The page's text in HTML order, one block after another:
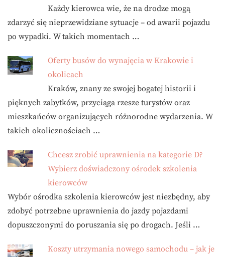
Każdy kierowca wie, że na drodze mogą
zdarzyć się nieprzewidziane sytuacje – od awarii pojazdu
po wypadki. W takich momentach …
Oferty busów do wynajęcia w Krakowie i
okolicach
Kraków, znany ze swojej bogatej historii i
pięknych zabytków, przyciąga rzesze turystów oraz
mieszkańców organizujących różnorodne wydarzenia. W
takich okolicznościach …
Chcesz zrobić uprawnienia na kategorie D?
Wybierz doświadczony ośrodek szkolenia
kierowców
Wybór ośrodka szkolenia kierowców jest niezbędny, aby
zdobyć potrzebne uprawnienia do jazdy pojazdami
dopuszczonymi do poruszania się po drogach. Jeśli …
Koszty utrzymania nowego samochodu – jak je